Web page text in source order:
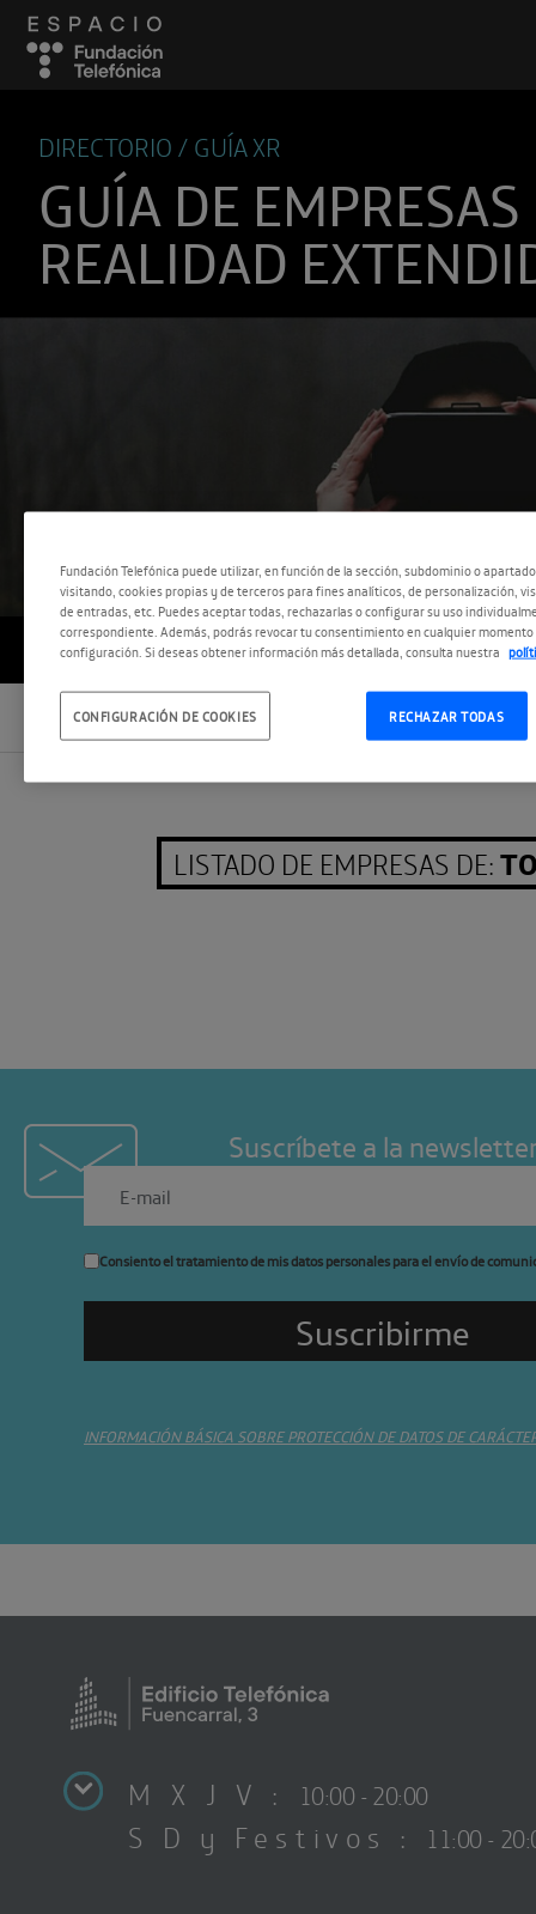
DIRECTORIO / GUÍA XR
GUÍA DE
REALIDAD
FILTRAR POR TIPO Y CATEGORÍA
LISTADO DE EMPRESAS DE:
Suscríbete a la
Consiento el tratamiento de mis datos personales para el envío de
INFORMACIÓN BÁSICA SOBRE PROTECCIÓN DE DATOS DE
M X J V : 10:00 - 20:00
S D y Festivos : 11:00 -
Fundación Telefónica puede utilizar, en función de la sección, subdominio o
visitando, cookies propias y de terceros para fines analíticos, de personalización,
de entradas, etc. Puedes aceptar todas, rechazarlas o configurar su uso
correspondiente. Además, podrás revocar tu consentimiento en cualquier momento
configuración. Si deseas obtener información más detallada, consulta nuestra
RECHAZAR TODAS
CONFIGURACIÓN DE COOKIES